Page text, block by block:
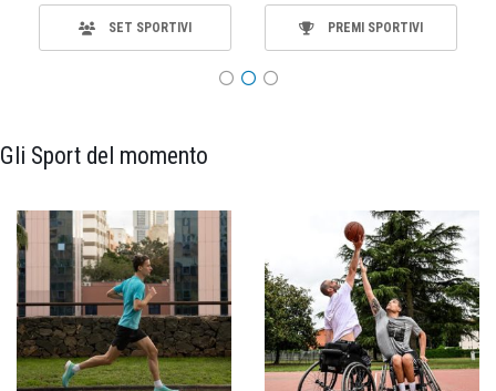
SET SPORTIVI PREMI SPORTIVI
Gli Sport del momento